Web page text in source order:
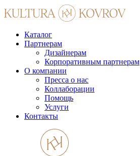
Каталог
Партнерам
Дизайнерам
Корпоративным партнерам
О компании
Пресса о нас
Коллаборации
Помощь
Услуги
Контакты